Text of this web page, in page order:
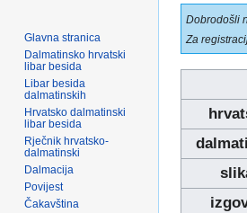
Prijeđi
na
navigaciju
Prijeđi
na
Dobrodošli
Za
Glavna stranica
Dalmatinsko hrvatski
libar besida
Libar besida
dalmatinskih
Hrvatsko dalmatinski
libar besida
Rječnik hrvatsko-
dalmatinski
Dalmacija
Povijest
Čakavština